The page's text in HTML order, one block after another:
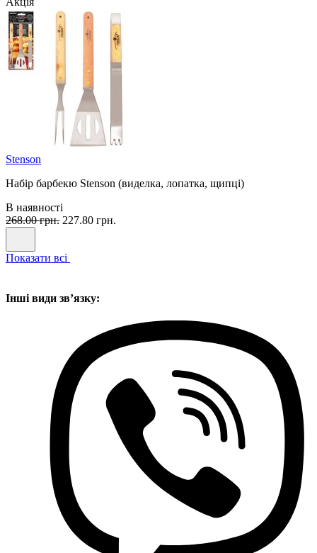
Stenson
Набір барбекю Stenson (виделка, лопатка, щипці)
В наявності
268.00 грн. 227.80 грн.
Показати всі
Інші види звʼязку: